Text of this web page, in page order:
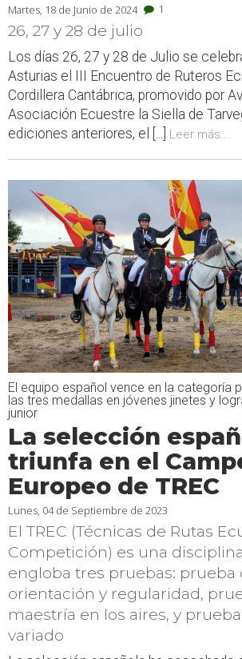
Martes, 18 de Junio de 2024 1
26, 27 y 28 de julio
Los días 26, 27 y 28 de Julio se
Asturias el III Encuentro de Ruteros
Cordillera Cantábrica, promovido por
Asociación Ecuestre la Siella de
ediciones anteriores, el [...]
Leer más...
El equipo español vence en la categoría
las tres medallas en jóvenes jinetes y
junior
La selección
triunfa en el
Europeo de TREC
Lunes, 04 de Septiembre de 2023
El TREC (Técnicas de Rutas
Competición) es una
engloba tres pruebas: prueba
orientación y regularidad,
maestría en los aires, y
variado